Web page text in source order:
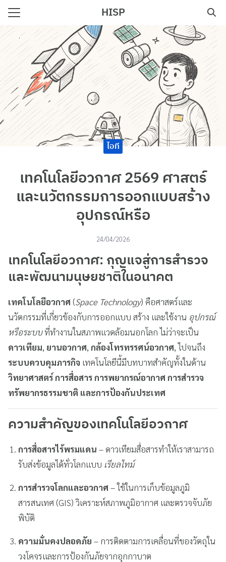
Skip
content
HISP
Search
for:
ไอที
เทคโนโลยีอวกาศ 2569 ศาสตร์
และนวัตกรรมการออกแบบสร้าง
อุปกรณ์หรือ
24/04/2026
เทคโนโลยีอวกาศ: กุญแจสู่การสำรวจ
และพัฒนามนุษยชาติในอนาคต
เทคโนโลยีอวกาศ(Space Technology) คือศาสตร์และ
นวัตกรรมที่เกี่ยวข้องกับการออกแบบ สร้าง และใช้งาน อุปกรณ์
หรือระบบที่ทำงานในสภาพแวดล้อมนอกโลก ไม่ว่าจะเป็น
ดาวเทียม, ยานอวกาศ, กล้องโทรทรรศน์อวกาศ, ไปจนถึง
ระบบควบคุมภารกิจ เทคโนโลยีนี้มีบทบาทสำคัญทั้งในด้าน
วิทยาศาสตร์ การสื่อสาร การพยากรณ์อากาศ การสำรวจ
ทรัพยากรธรรมชาติ และการป้องกันประเทศ
ความสำคัญของเทคโนโลยีอวกาศ
การสื่อสารไร้พรมแดน – ดาวเทียมสื่อสารทำให้เราสามารถ
รับส่งข้อมูลได้ทั่วโลกแบบ เรียลไทม์
การสำรวจโลกและอวกาศ– ใช้ในการเก็บข้อมูลภูมิ
สารสนเทศ (GIS) วิเคราะห์สภาพภูมิอากาศ และตรวจจับภัย
พิบัติ
ความมั่นคงปลอดภัย – การติดตามการเคลื่อนที่ของวัตถุใน
วงโคจรและการป้องกันภัยจากอุกกาบาต